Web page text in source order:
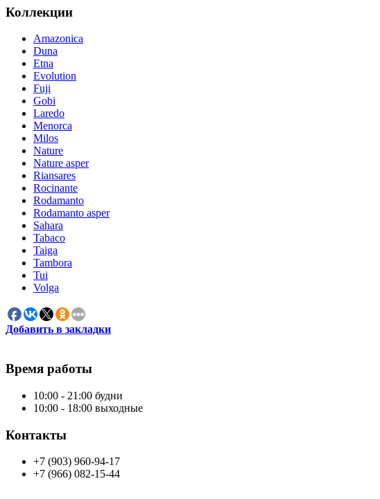
Коллекции
Amazonica
Duna
Etna
Evolution
Fuji
Gobi
Laredo
Menorca
Milos
Nature
Nature asper
Riansares
Rocinante
Rodamanto
Rodamanto asper
Sahara
Tabaco
Taiga
Tambora
Tui
Volga
Добавить в закладки
Время работы
10:00 - 21:00 будни
10:00 - 18:00 выходные
Контакты
+7 (903) 960-94-17
+7 (966) 082-15-44